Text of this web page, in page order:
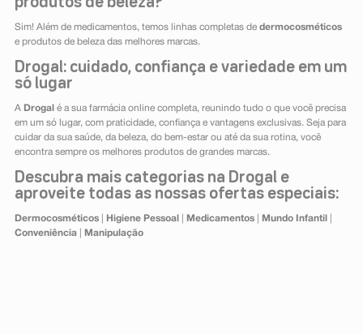
Sim! Além de medicamentos, temos linhas completas de dermocosméticos
e produtos de beleza das melhores marcas.
Drogal: cuidado, confiança e variedade em um
só lugar
A Drogal é a sua farmácia online completa, reunindo tudo o que você precisa
em um só lugar, com praticidade, confiança e vantagens exclusivas. Seja para
cuidar da sua saúde, da beleza, do bem-estar ou até da sua rotina, você
encontra sempre os melhores produtos de grandes marcas.
Descubra mais categorias na Drogal e
aproveite todas as nossas ofertas especiais:
Dermocosméticos| Higiene Pessoal Medicamentos| Mundo Infantil
Conveniência| Manipulação